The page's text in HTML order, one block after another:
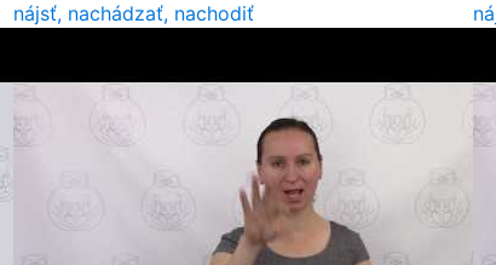
nájsť, nachádzať, nachodiť